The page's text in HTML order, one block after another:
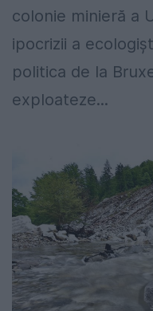
colonie minieră a
ipocrizii a
politica de la
exploateze...